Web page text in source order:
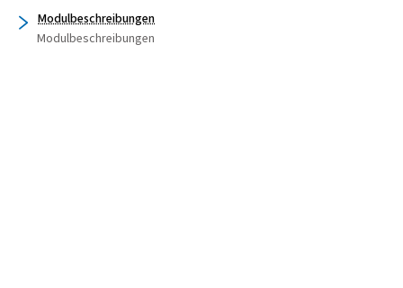
Modulbeschreibungen
Modulbeschreibungen